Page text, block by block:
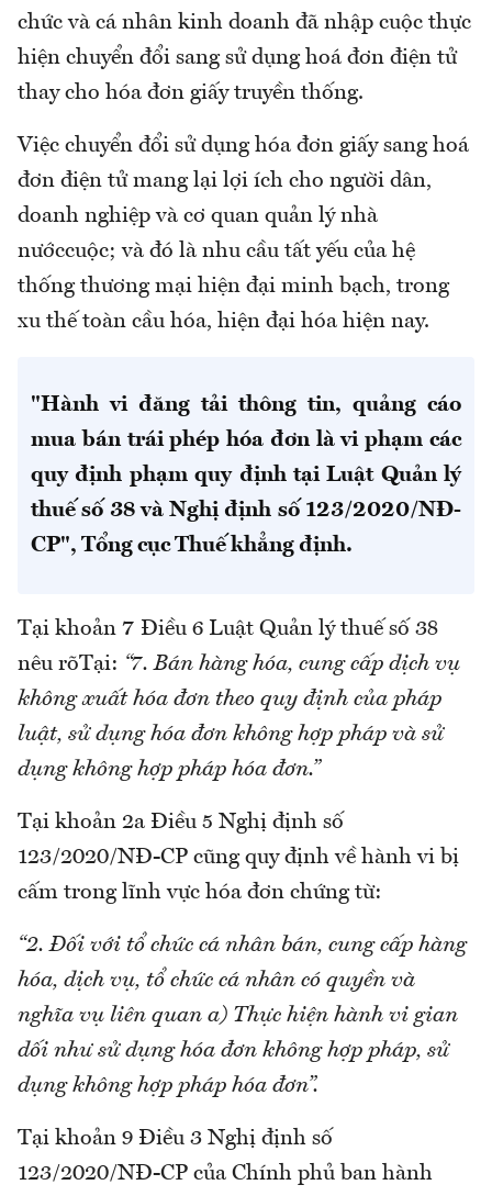
chức và cá nhân kinh doanh đã nhập cuộc thực
hiện chuyển đổi sang sử dụng hoá đơn điện tử
thay cho hóa đơn giấy truyền thống.
Việc chuyển đổi sử dụng hóa đơn giấy sang hoá
đơn điện tử mang lại lợi ích cho người dân,
doanh nghiệp và cơ quan quản lý nhà
nướccuộc; và đó là nhu cầu tất yếu của hệ
thống thương mại hiện đại minh bạch, trong
xu thế toàn cầu hóa, hiện đại hóa hiện nay.
"Hành vi đăng tải thông tin, quảng cáo
mua bán trái phép hóa đơn là vi phạm các
quy định phạm quy định tại Luật Quản lý
thuế số 38 và Nghị định số 123/2020/NĐ-
CP", Tổng cục Thuế khẳng định.
Tại khoản 7 Điều 6 Luật Quản lý thuế số 38
nêu rõTại: “7. Bán hàng hóa, cung cấp dịch vụ
không xuất hóa đơn theo quy định của pháp
luật, sử dụng hóa đơn không hợp pháp và sử
dụng không hợp pháp hóa đơn.”
Tại khoản 2a Điều 5 Nghị định số
123/2020/NĐ-CP cũng quy định về hành vi bị
cấm trong lĩnh vực hóa đơn chứng từ:
“2. Đối với tổ chức cá nhân bán, cung cấp hàng
hóa, dịch vụ, tổ chức cá nhân có quyền và
nghĩa vụ liên quan a) Thực hiện hành vi gian
dối như sử dụng hóa đơn không hợp pháp, sử
dụng không hợp pháp hóa đơn”.
Tại khoản 9 Điều 3 Nghị định số
123/2020/NĐ-CP của Chính phủ ban hành